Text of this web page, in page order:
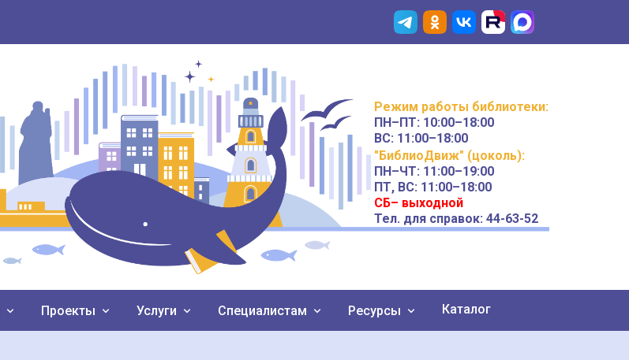
Режим работы библиотеки:
ПН–ПТ: 10:00–18:00
ВС: 11:00–18:00
"БиблиоДвиж" (цоколь):
ПН–ЧТ: 11:00–19:00
ПТ, ВС: 11:00–18:00
СБ– выходной
Тел. для справок: 44-63-52
Проекты Услуги Специалистам Ресурсы Каталог